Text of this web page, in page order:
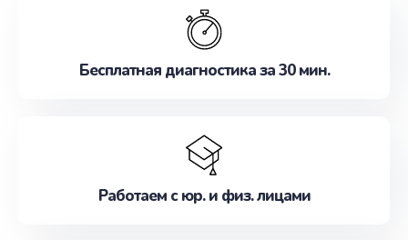
наилучшим образом. Не медлите записаться на
Бесплатная диагностика за 30 мин.
Работаем с юр. и физ. лицами